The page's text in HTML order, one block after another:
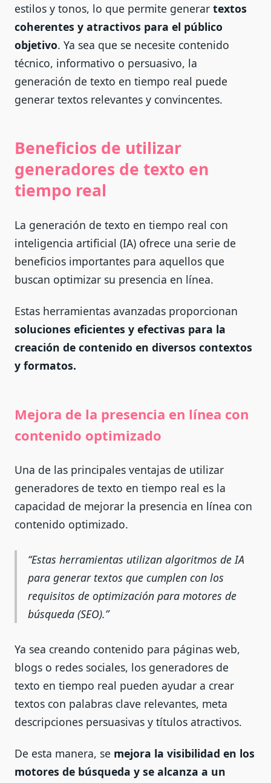
estilos y tonos, lo que permite generar textos
coherentes y atractivos para el público
objetivo. Ya sea que se necesite contenido
técnico, informativo o persuasivo, la
generación de texto en tiempo real puede
generar textos relevantes y convincentes.
Beneficios de utilizar
generadores de texto en
tiempo real
La generación de texto en tiempo real con
inteligencia artificial (IA) ofrece una serie de
beneficios importantes para aquellos que
buscan optimizar su presencia en línea.
Estas herramientas avanzadas proporcionan
soluciones eficientes y efectivas para la
creación de contenido en diversos contextos
y formatos.
Mejora de la presencia en línea con
contenido optimizado
Una de las principales ventajas de utilizar
generadores de texto en tiempo real es la
capacidad de mejorar la presencia en línea con
contenido optimizado.
Estas herramientas utilizan algoritmos de IA
para generar textos que cumplen con los
requisitos de optimización para motores de
búsqueda (SEO).
Ya sea creando contenido para páginas web,
blogs o redes sociales, los generadores de
texto en tiempo real pueden ayudar a crear
textos con palabras clave relevantes, meta
descripciones persuasivas y títulos atractivos.
De esta manera, se mejora la visibilidad en los
motores de búsqueda y se alcanza a un